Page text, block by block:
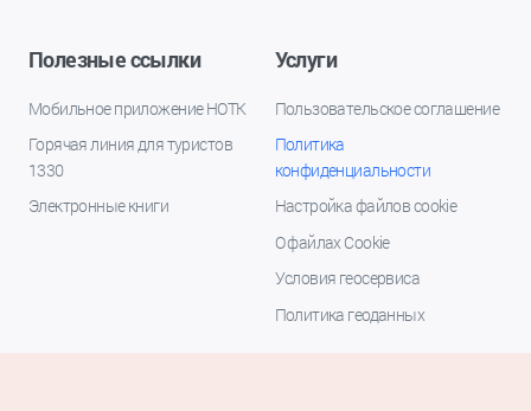
Полезные ссылки
Мобильное приложение НОТК
Горячая линия для туристов
1330
Электронные книги
Услуги
Пользовательское соглашение
Политика
конфиденциальности
Настройка файлов cookie
О файлах Cookie
Условия геосервиса
Политика геоданных